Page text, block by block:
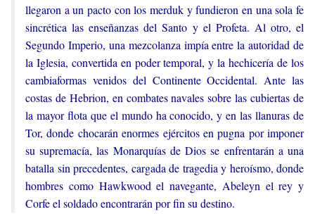
llegaron a un pacto con los merduk y fundieron en una sola fe
sincrética las enseñanzas del Santo y el Profeta. Al otro, el
Segundo Imperio, una mezcolanza impía entre la autoridad de
la Iglesia, convertida en poder temporal, y la hechicería de los
cambiaformas venidos del Continente Occidental. Ante las
costas de Hebrion, en combates navales sobre las cubiertas de
la mayor flota que el mundo ha conocido, y en las llanuras de
Tor, donde chocarán enormes ejércitos en pugna por imponer
su supremacía, las Monarquías de Dios se enfrentarán a una
batalla sin precedentes, cargada de tragedia y heroísmo, donde
hombres como Hawkwood el navegante, Abeleyn el rey y
Corfe el soldado encontrarán por fin su destino.